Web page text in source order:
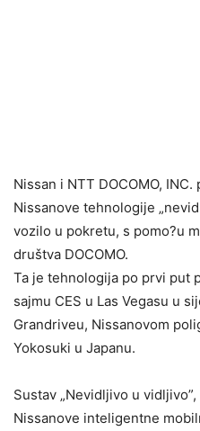
Nissan i NTT DOCOMO,
Nissanove tehnologije
vozilo u pokretu, s pomo?u
društva DOCOMO.
Ta je tehnologija po prvi put
sajmu CES u Las Vegasu u
Grandriveu, Nissanovom
Yokosuki u Japanu.
Sustav „Nevidljivo u
Nissanove inteligentne